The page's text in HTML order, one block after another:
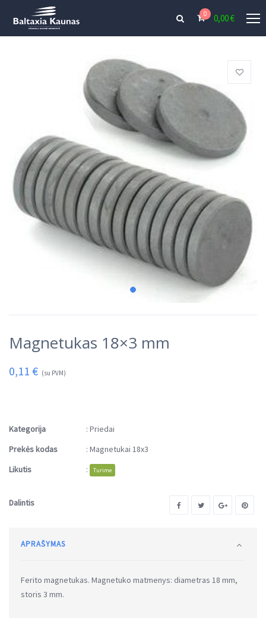
0 0,00€
Magnetukas 18×3 mm
0,11 € (su PVM)
Kategorija : Priedai
Prekės kodas
: Magnetukai 18x3
Likutis
: Turime
Dalintis
APRAŠYMAS
Ferito magnetukas. Magnetuko matmenys: diametras 18 mm,
storis 3 mm.